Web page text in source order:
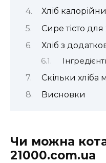
Хліб
Сире тісто для
Хліб з
Скільки хліба
Висновки
Чи можна
21000.com.ua